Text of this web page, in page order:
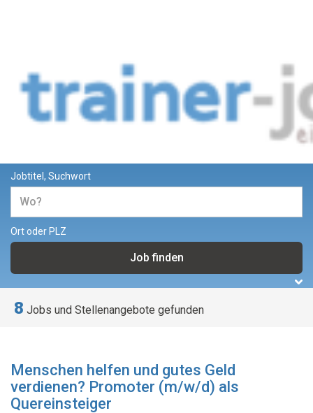
Jobs und Stellenangebote für
Trainer und Dozenten
Jobtitel, Suchwort
Ort oder PLZ
8 Jobs und Stellenangebote gefunden
Menschen helfen und gutes Geld
verdienen? Promoter (m/w/d) als
Quereinsteiger